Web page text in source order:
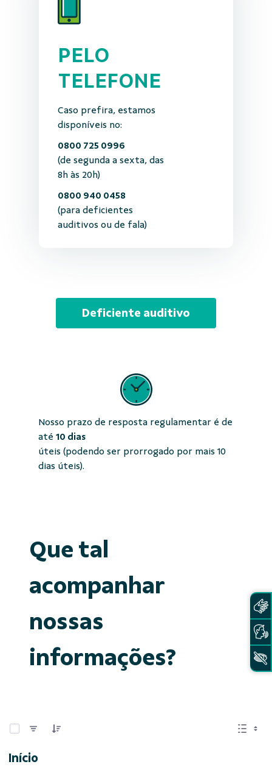
PELO
TELEFONE
Caso prefira, estamos
disponíveis no:
0800 725 0996
(de segunda a sexta, das
8h às 20h)
0800 940 0458
(para deficientes
auditivos ou de fala)
Deficiente auditivo
Nosso prazo de resposta regulamentar é de
até 10 dias
úteis (podendo ser prorrogado por mais 10
dias úteis).
Que tal
acompanhar
nossas
informações?
Início